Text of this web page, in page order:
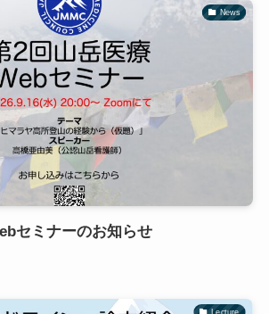
News
セミナーのお知らせ
Lecture